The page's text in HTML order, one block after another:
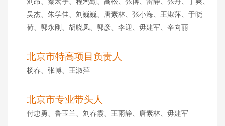
吴杰、朱学佳、刘巍巍、唐素林、张小海、王淑萍、于晓
荷、郭永刚、胡晓凤、郭彦、李迎、毋建军、辛向丽
北京市特高项目负责人
杨春、张博、王淑萍
北京市专业带头人
付忠勇、鲁玉兰、刘春霞、王雨静、唐素林、毋建军